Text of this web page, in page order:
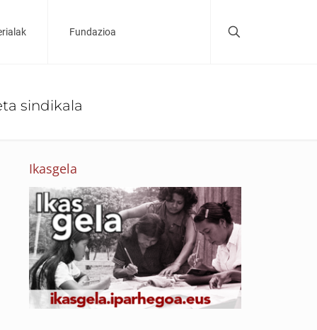
Fundazioa
sindikala
Ikasgela